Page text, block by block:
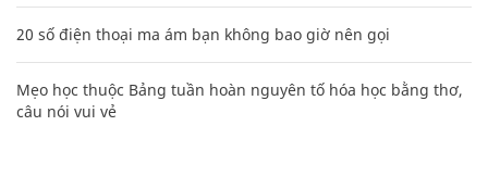
20 số điện thoại ma ám bạn không bao giờ nên gọi
Mẹo học thuộc Bảng tuần hoàn nguyên tố hóa học bằng thơ,
câu nói vui vẻ